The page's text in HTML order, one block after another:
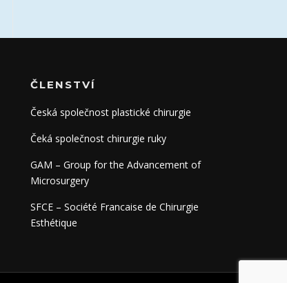
ČLENSTVÍ
Česká společnost plastické chirurgie
Čeká společnost chirurgie ruky
GAM – Group for the Advancement of
Microsurgery
SFCE – Société Francaise de Chirurgie
Esthétique